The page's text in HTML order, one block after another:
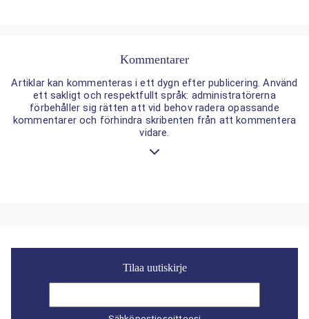
Kommentarer
Artiklar kan kommenteras i ett dygn efter publicering. Använd
ett sakligt och respektfullt språk: administratörerna
förbehåller sig rätten att vid behov radera opassande
kommentarer och förhindra skribenten från att kommentera
vidare.
Tilaa uutiskirje